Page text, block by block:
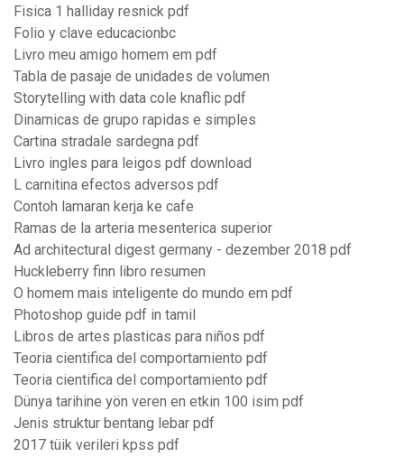
Fisica 1 halliday resnick pdf
Folio y clave educacionbc
Livro meu amigo homem em pdf
Tabla de pasaje de unidades de volumen
Storytelling with data cole knaflic pdf
Dinamicas de grupo rapidas e simples
Cartina stradale sardegna pdf
Livro ingles para leigos pdf download
L carnitina efectos adversos pdf
Contoh lamaran kerja ke cafe
Ramas de la arteria mesenterica superior
Ad architectural digest germany - dezember 2018 pdf
Huckleberry finn libro resumen
O homem mais inteligente do mundo em pdf
Photoshop guide pdf in tamil
Libros de artes plasticas para niños pdf
Teoria cientifica del comportamiento pdf
Teoria cientifica del comportamiento pdf
Dünya tarihine yön veren en etkin 100 isim pdf
Jenis struktur bentang lebar pdf
2017 tüik verileri kpss pdf